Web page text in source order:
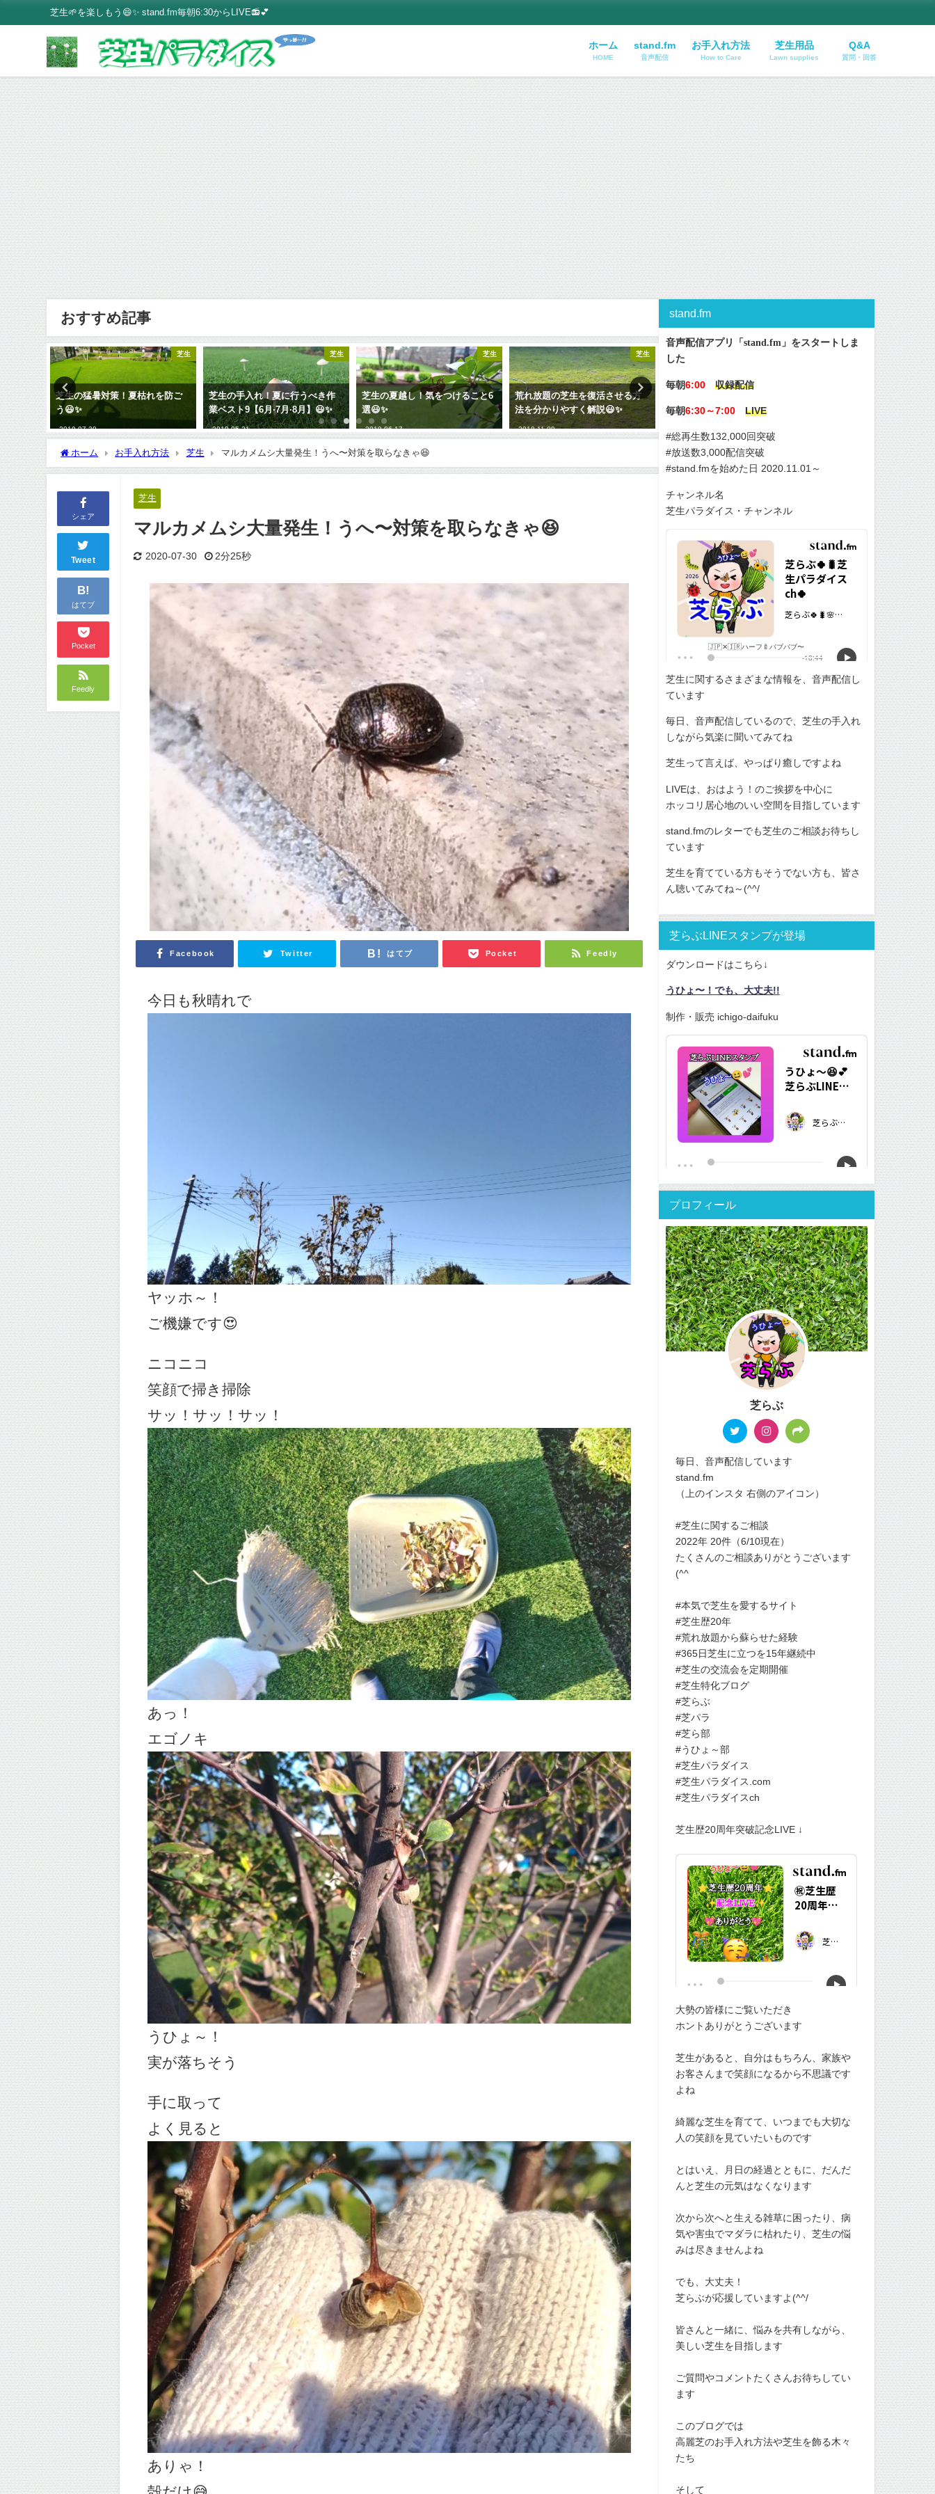
芝生🌱を楽しもう😄✨ stand.fm毎朝6:30からLIVE📻💕
ホーム
HOME
stand.fm
音声配信
お手入れ方法
How to Care
芝生用品
Lawn supplies
Q&A
質問・回答
おすすめ記事
芝生
芝生の手入れ！夏に行うべき作
業ベスト9【6月·7月·8月】😃✨
2019-05-21
芝生
芝生の夏越し！気をつけること6
選😃✨
2019-06-17
芝生
荒れ放題の芝生を復活させる方
法を分かりやすく解説😃✨
2018-11-09
芝生
芝生の夏雑草を防ぐ方法😃✨
2019-04-09
大切😃✨
芝生の猛暑対策！夏枯れを
ホーム お手入れ方法 芝生 マルカメムシ大量発生！うへ〜対策を取らなきゃ😆
シェア
Tweet
B!
はてブ
Pocket
Feedly
芝生
マルカメムシ大量発生！うへ〜対策を取らなきゃ😆
2020-07-30 2分25秒
Facebook Twitter はてブ Pocket Feedly
今日も秋晴れで
ヤッホ～！
ご機嫌です😍
ニコニコ
笑顔で掃き掃除
サッ！サッ！サッ！
あっ！
エゴノキ
うひょ～！
実が落ちそう
手に取って
よく見ると
ありゃ！
stand.fm
音声配信アプリ「stand.fm」をスタートしま
した
毎朝6:00 収録配信
毎朝6:30～7:00 LIVE
#総再生数132,000回突破
#放送数3,000配信突破
#stand.fmを始めた日 2020.11.01～
チャンネル名
芝生パラダイス・チャンネル
芝生に関するさまざまな情報を、音声配信し
ています
毎日、音声配信しているので、芝生の手入れ
しながら気楽に聞いてみてね
芝生って言えば、やっぱり癒しですよね
LIVEは、おはよう！のご挨拶を中心に
ホッコリ居心地のいい空間を目指しています
stand.fmのレターでも芝生のご相談お待ちし
ています
芝生を育てている方もそうでない方も、皆さ
ん聴いてみてね～(^^/
芝らぶLINEスタンプが登場
ダウンロードはこちら↓
うひょ〜！でも、大丈夫!!
制作・販売 ichigo-daifuku
プロフィール
芝らぶ
毎日、音声配信しています
stand.fm
（上のインスタ 右側のアイコン）
#芝生に関するご相談
2022年 20件（6/10現在）
たくさんのご相談ありがとうございます
(^^
#本気で芝生を愛するサイト
#芝生歴20年
#荒れ放題から蘇らせた経験
#365日芝生に立つを15年継続中
#芝生の交流会を定期開催
#芝生特化ブログ
#芝らぶ
#芝パラ
#芝ら部
#うひょ～部
#芝生パラダイス
#芝生パラダイス.com
#芝生パラダイスch
芝生歴20周年突破記念LIVE ↓
大勢の皆様にご覧いただき
ホントありがとうございます
芝生があると、自分はもちろん、家族や
お客さんまで笑顔になるから不思議です
よね
綺麗な芝生を育てて、いつまでも大切な
人の笑顔を見ていたいものです
とはいえ、月日の経過とともに、だんだ
んと芝生の元気はなくなります
次から次へと生える雑草に困ったり、病
気や害虫でマダラに枯れたり、芝生の悩
みは尽きませんよね
でも、大丈夫！
芝らぶが応援していますよ(^^/
皆さんと一緒に、悩みを共有しながら、
美しい芝生を目指します
ご質問やコメントたくさんお待ちしてい
ます
このブログでは
高麗芝のお手入れ方法や芝生を飾る木々
たち
そして